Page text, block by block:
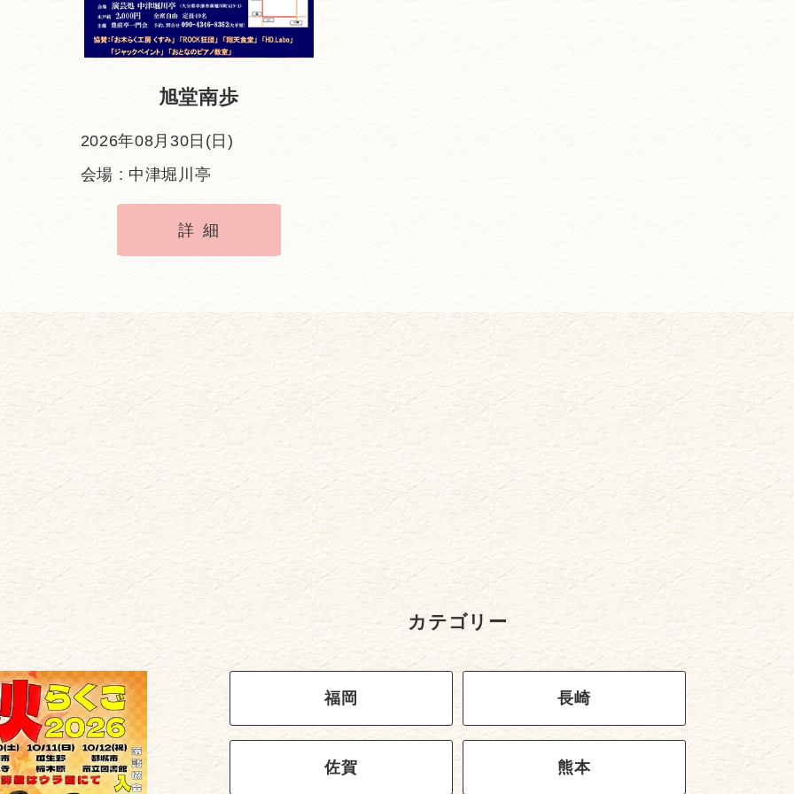
旭堂南歩
2026年08月30日(日)
会場 : 中津堀川亭
詳細
カテゴリー
福岡 長崎
佐賀 熊本